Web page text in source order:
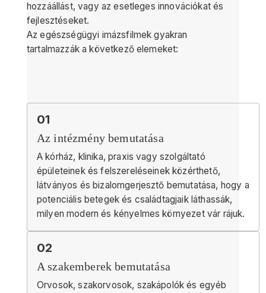
hozzáállást, vagy az esetleges innovációkat és
fejlesztéseket.
Az egészségügyi imázsfilmek gyakran
tartalmazzák a következő elemeket:
01
Az intézmény bemutatása
A kórház, klinika, praxis vagy szolgáltató
épületeinek és felszereléseinek közérthető,
látványos és bizalomgerjesztő bemutatása, hogy a
potenciális betegek és családtagjaik láthassák,
milyen modern és kényelmes környezet vár rájuk.
02
A szakemberek bemutatása
Orvosok, szakorvosok, szakápolók és egyéb